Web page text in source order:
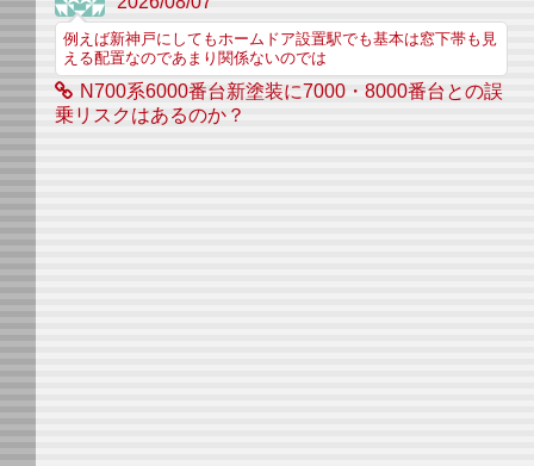
例えば新神戸にしてもホームドア設置駅でも基本は窓下帯も見
える配置なのであまり関係ないのでは
N700系6000番台新塗装に7000・8000番台との誤
乗リスクはあるのか？